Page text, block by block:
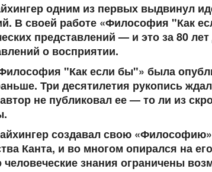
одним из первых выдвинул
В своей работе «Философия "Как
представлений — и это за 80
о восприятии.
"Как если бы"» была
Три десятилетия рукопись
не публиковал ее — то ли из
создавал свою
Канта, и во многом опирался на
человеческие знания ограничены